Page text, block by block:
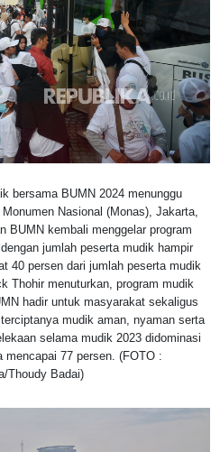
bersama BUMN 2024 menunggu
Nasional (Monas), Jakarta,
BUMN kembali menggelar program
jumlah peserta mudik hampir
40 persen dari jumlah peserta mudik
Thohir menuturkan, program mudik
hadir untuk masyarakat sekaligus
mudik aman, nyaman serta
selama mudik 2023 didominasi
mencapai 77 persen. (FOTO :
Thoudy Badai)